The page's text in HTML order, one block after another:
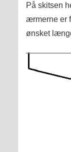
På skitsen
ærmerne er
ønsket